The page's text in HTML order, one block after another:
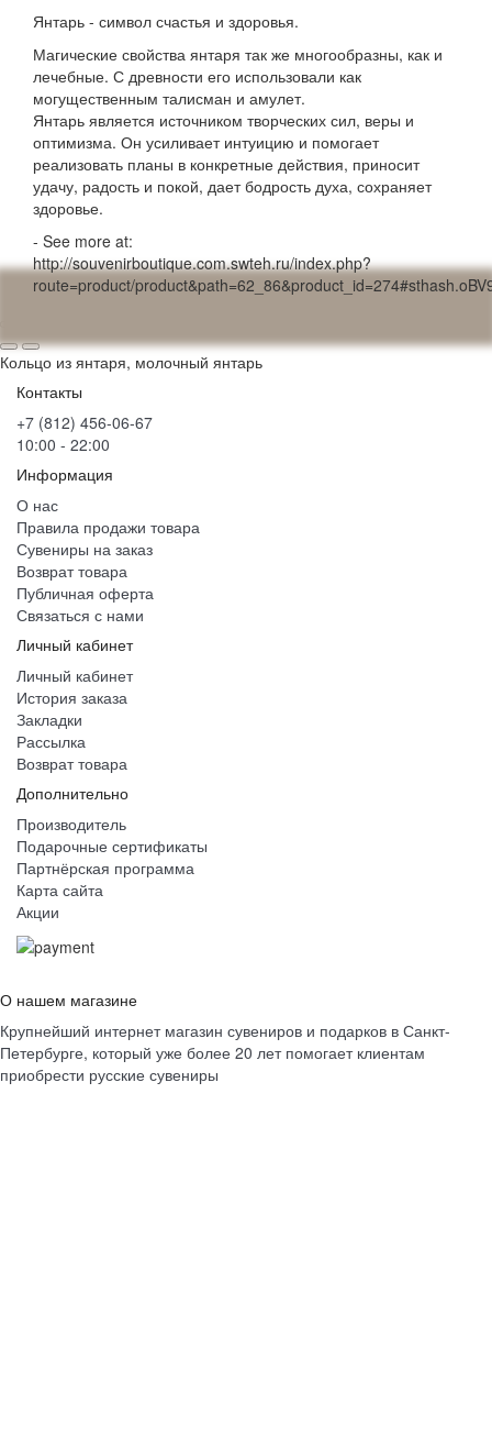
Янтарь - символ счастья и здоровья.
Магические свойства янтаря так же многообразны, как и
лечебные. С древности его использовали как
могущественным талисман и амулет.
Янтарь является источником творческих сил, веры и
оптимизма. Он усиливает интуицию и помогает
реализовать планы в конкретные действия, приносит
удачу, радость и покой, дает бодрость духа, сохраняет
здоровье.
- See more at:
http://souvenirboutique.com.swteh.ru/index.php?
route=product/
Кольцо из янтаря, молочный янтарь
Контакты
+7 (812) 456-06-67
10:00 - 22:00
Информация
О нас
Правила продажи товара
Сувениры на заказ
Возврат товара
Публичная оферта
Связаться с нами
Личный кабинет
Личный кабинет
История заказа
Закладки
Рассылка
Возврат товара
Дополнительно
Производитель
Подарочные сертификаты
Партнёрская программа
Карта сайта
Акции
О нашем магазине
Крупнейший интернет магазин сувениров и подарков в Санкт-
Петербурге, который уже более 20 лет помогает клиентам
приобрести русские сувениры